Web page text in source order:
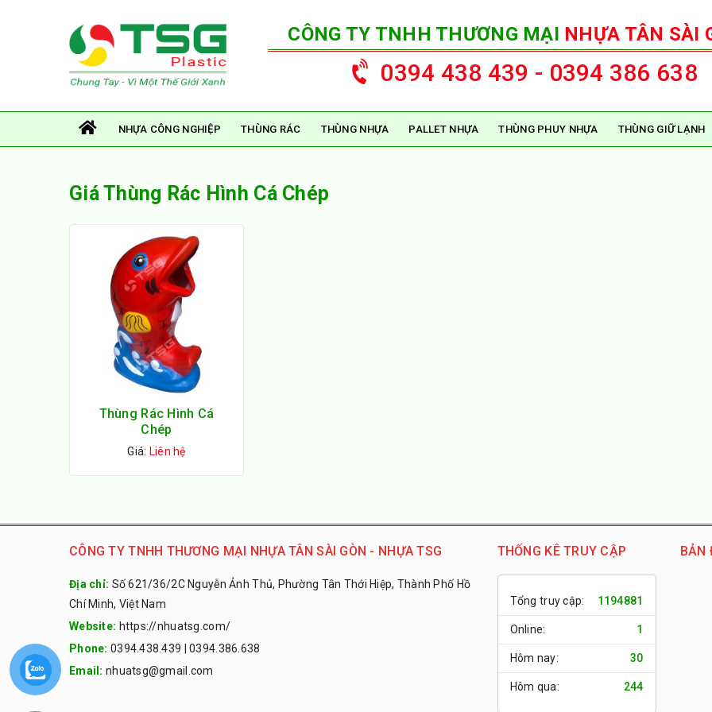
CÔNG TY TNHH THƯƠNG MẠI NHỰA TÂN SÀI
0394 438 439 - 0394 386 638
NHỰA CÔNG NGHIỆP THÙNG RÁC THÙNG NHỰA PALLET NHỰA THÙNG PHUY NHỰA THÙNG GIỮ LẠNH
Giá Thùng Rác Hình Cá Chép
Thùng Rác Hình Cá
Chép
Giá: Liên hệ
CÔNG TY TNHH THƯƠNG MẠI NHỰA TÂN SÀI GÒN - NHỰA TSG
Địa chỉ: Số 621/36/2C Nguyễn Ảnh Thủ, Phường Tân Thới Hiệp, Thành Phố Hồ
Chí Minh, Việt Nam
Website: https://nhuatsg.com/
Phone: 0394.438.439 |0394.386.638
Email: nhuatsg@gmail.com
THỐNG KÊ TRUY CẬP
Tổng truy cập: 1194881
Online: 1
Hôm nay: 30
Hôm qua: 244
BẢN